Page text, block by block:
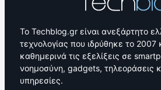
Το Techblog.gr είναι ανεξάρτητο
τεχνολογίας που ιδρύθηκε το 2007
καθημερινά τις εξελίξεις σε
νοημοσύνη, gadgets, τηλεοράσεις
υπηρεσίες.